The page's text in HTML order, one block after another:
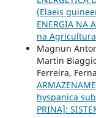
(Elaeis
ENERGIA NA
na Agricultura
Magnun
Martin
Ferreira,
hyspanica
PRINA]: